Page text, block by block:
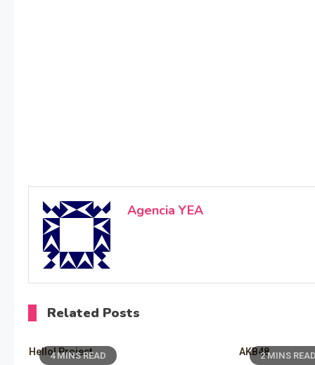
Agencia YEA
Related Posts
4 MINS READ
Hello! Project 2 MINS READ
AKB48